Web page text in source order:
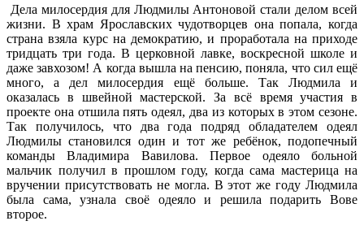
Дела милосердия для Людмилы Антоновой стали делом всей
жизни. В храм Ярославских чудотворцев она попала, когда
страна взяла курс на демократию, и проработала на приходе
тридцать три года. В церковной лавке, воскресной школе и
даже завхозом! А когда вышла на пенсию, поняла, что сил ещё
много, а дел милосердия ещё больше. Так Людмила и
оказалась в швейной мастерской. За всё время участия в
проекте она отшила пять одеял, два из которых в этом сезоне.
Так получилось, что два года подряд обладателем одеял
Людмилы становился один и тот же ребёнок, подопечный
команды Владимира Вавилова. Первое одеяло больной
мальчик получил в прошлом году, когда сама мастерица на
вручении присутствовать не могла. В этот же году Людмила
была сама, узнала своё одеяло и решила подарить Вове
второе.